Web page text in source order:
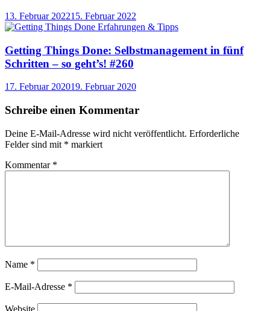
13. Februar 202215. Februar 2022
Getting Things Done: Selbstmanagement in fünf
Schritten – so geht’s! #260
17. Februar 202019. Februar 2020
Schreibe einen Kommentar
Deine E-Mail-Adresse wird nicht veröffentlicht. Erforderliche
Felder sind mit * markiert
Kommentar *
Name *
E-Mail-Adresse *
Website